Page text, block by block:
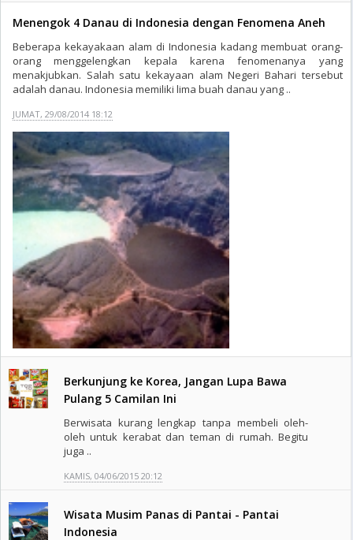
Menengok 4 Danau di Indonesia dengan Fenomena Aneh
Beberapa kekayakaan alam di Indonesia kadang membuat orang-
orang menggelengkan kepala karena fenomenanya yang
menakjubkan. Salah satu kekayaan alam Negeri Bahari tersebut
adalah danau. Indonesia memiliki lima buah danau yang ..
JUMAT, 29/08/2014 18:12
Berkunjung ke Korea, Jangan Lupa Bawa
Pulang 5 Camilan Ini
Berwisata kurang lengkap tanpa membeli oleh-
oleh untuk kerabat dan teman di rumah. Begitu
juga ..
KAMIS, 04/06/2015 20:12
Wisata Musim Panas di Pantai - Pantai
Indonesia